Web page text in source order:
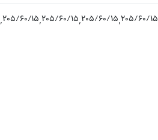
۲۰۵/۶۰/۱۵,۲۰۵/۶۰/۱۵,۲۰۵/۶۰/۱۵,۲۰۵/۶۰/۱۵,